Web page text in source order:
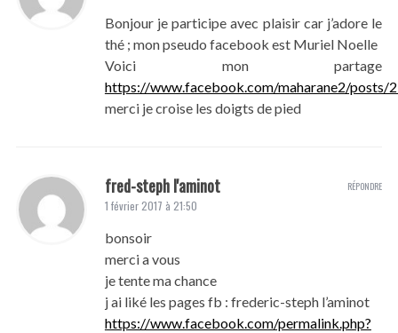
Bonjour je participe avec plaisir car j’adore le
thé ; mon pseudo facebook est Muriel Noelle
Voici mon partage
https://www.facebook.com/maharane2/posts/
merci je croise les doigts de pied
fred-steph l'aminot
1 février 2017 à 21:50
bonsoir
merci a vous
je tente ma chance
j ai liké les pages fb : frederic-steph l’aminot
https://www.facebook.com/permalink.php?
RÉPONDRE